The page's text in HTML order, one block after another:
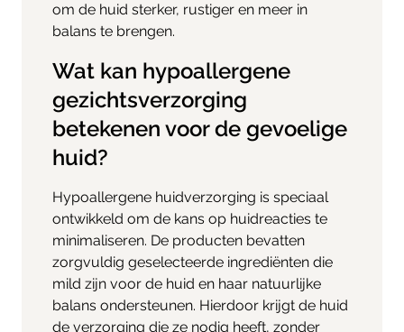
om de huid sterker, rustiger en meer in
balans te brengen.
Wat kan hypoallergene
gezichtsverzorging
betekenen voor de gevoelige
huid?
Hypoallergene huidverzorging is speciaal
ontwikkeld om de kans op huidreacties te
minimaliseren. De producten bevatten
zorgvuldig geselecteerde ingrediënten die
mild zijn voor de huid en haar natuurlijke
balans ondersteunen. Hierdoor krijgt de huid
de verzorging die ze nodig heeft, zonder